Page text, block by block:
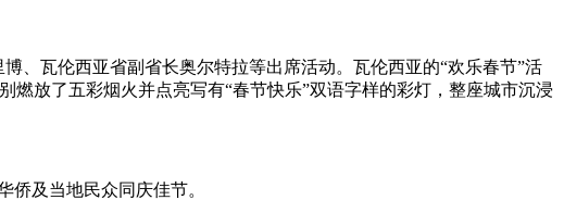
瓦伦西亚省副省长奥尔特拉等出席活动。瓦伦西亚的“欢乐春节”活
放了五彩烟火并点亮写有“春节快乐”双语字样的彩灯，整座城市沉浸
及当地民众同庆佳节。